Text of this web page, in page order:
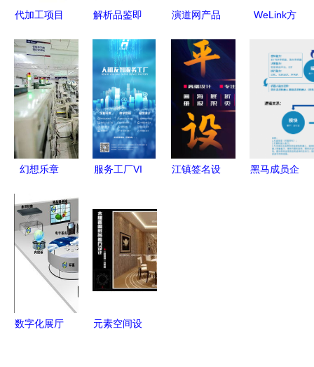
代加工项目
解析品鉴即
代工厂燕窝
代加工的完
整流程!
演道网产品
线对公司的
设计服务定
位分析
WeLink方
连接智慧，
共创高效未
来
幻想乐章
计服务驱散
库存魔咒
服务工厂VI
业逻辑到品
牌叙事的设
计实践
江镇签名设
黑马成员企
数字化展厅
元素空间设